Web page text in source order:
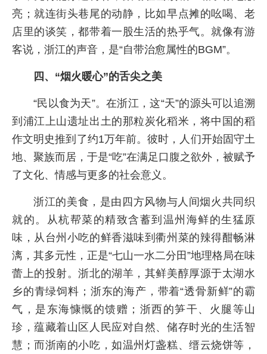
亮；就连街头巷尾的动静，比如早点摊的吆喝、老
店里的谈笑，都带着一股生活的热乎气。就像有游
客说，浙江的声音，是“自带治愈属性的BGM”。
四、“烟火暖心”的舌尖之美
“民以食为天”。在浙江，这“天”的源头可以追溯
到浦江上山遗址出土的那粒炭化稻米，将中国的稻
作文明史推到了约1万年前。彼时，人们开始固守土
地、聚族而居，于是“吃”在满足口腹之欲外，被赋予
了文化、情感与更多的社会意义。
浙江的美食，是由四方风物与人间烟火共同织
就的。从杭帮菜的精致含蓄到温州海鲜的生猛原
味，从台州小吃的鲜香滋味到衢州菜的辣得酣畅淋
漓，其多元性，正是“七山一水二分田”地理格局在味
蕾上的投射。浙北的湖羊，其鲜美醇厚源于太湖水
乡的青绿饲料；浙东的海产，带着“透骨新鲜”的霸
气，是东海慷慨的馈赠；浙西的笋干、火腿等山
珍，蕴藏着山区人民应对自然、储存时光的生活智
慧；而浙南的小吃，如温州灯盏糕、缙云烧饼等，